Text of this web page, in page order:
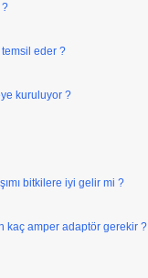
?
eder ?
kuruluyor ?
bitkilere iyi gelir mi ?
kaç amper adaptör gerekir ?